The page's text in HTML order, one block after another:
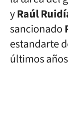
yRaúl
sancionado
estandarte
últimos